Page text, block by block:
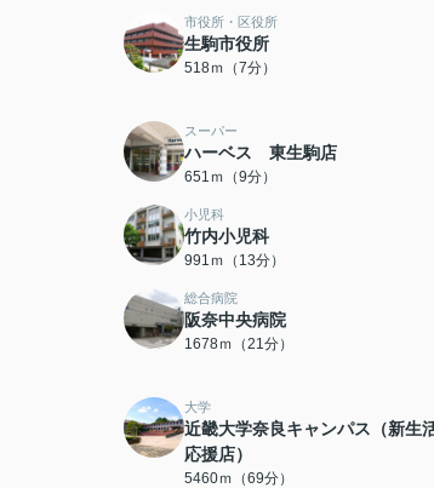
市役所・区役所
生駒市役所
518ｍ（7分）
スーパー
ハーベス 東生駒店
651ｍ（9分）
小児科
竹内小児科
991ｍ（13分）
総合病院
阪奈中央病院
1678ｍ（21分）
大学
近畿大学奈良キャンパス（新生
応援店）
5460ｍ（69分）